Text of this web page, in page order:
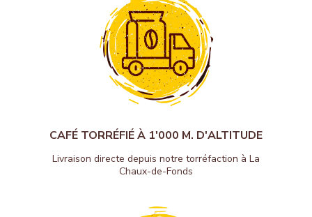
CAFÉ TORRÉFIÉ À 1'000 M. D'ALTITUDE
Livraison directe depuis notre torréfaction à La
Chaux-de-Fonds